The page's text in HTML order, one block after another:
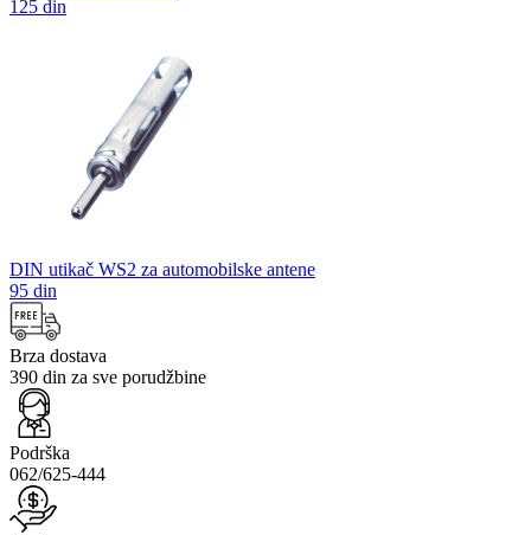
125 din
DIN utikač WS2 za automobilske antene
95 din
Brza dostava
390 din za sve porudžbine
Podrška
062/625-444